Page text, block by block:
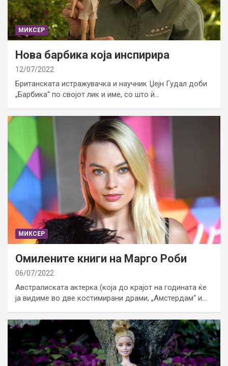
МИКСЕР
Нова барбика која инспирира
12/07/2022
Британската истражувачка и научник Џејн Гудал доби
„Барбика“ по својот лик и име, со што ѝ…
МИКСЕР
Омилените книги на Марго Роби
06/07/2022
Австралиската актерка (која до крајот на годината ќе
ја видиме во две костимирани драми, „Амстердам“ и…